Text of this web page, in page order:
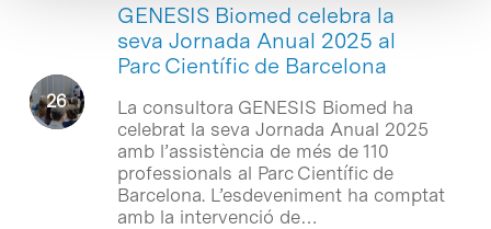
GENESIS Biomed celebra la
seva Jornada Anual 2025 al
Parc Científic de Barcelona
La consultora GENESIS Biomed ha
celebrat la seva Jornada Anual 2025
amb l’assistència de més de 110
professionals al Parc Científic de
Barcelona. L’esdeveniment ha comptat
amb la intervenció de…